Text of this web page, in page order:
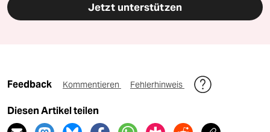
Jetzt unterstützen
Feedback Kommentieren Fehlerhinweis
Diesen Artikel teilen